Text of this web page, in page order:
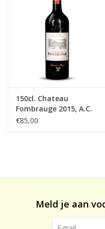
likeuren&Overig
Wijnglazen - openers -karaffen
150cl. Chateau
Fombrauge 2015, A.C.
Saint-Emilion Grand
€85,00
Meld je aan